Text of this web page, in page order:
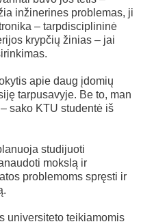
inžinerines problemas, ji
– tarpdisciplininė
krypčių žinias – jai
apie daug įdomių
tarpusavyje. Be to, man
sako KTU studentė iš
studijuoti
mokslą ir
problemoms spręsti ir
universiteto teikiamomis